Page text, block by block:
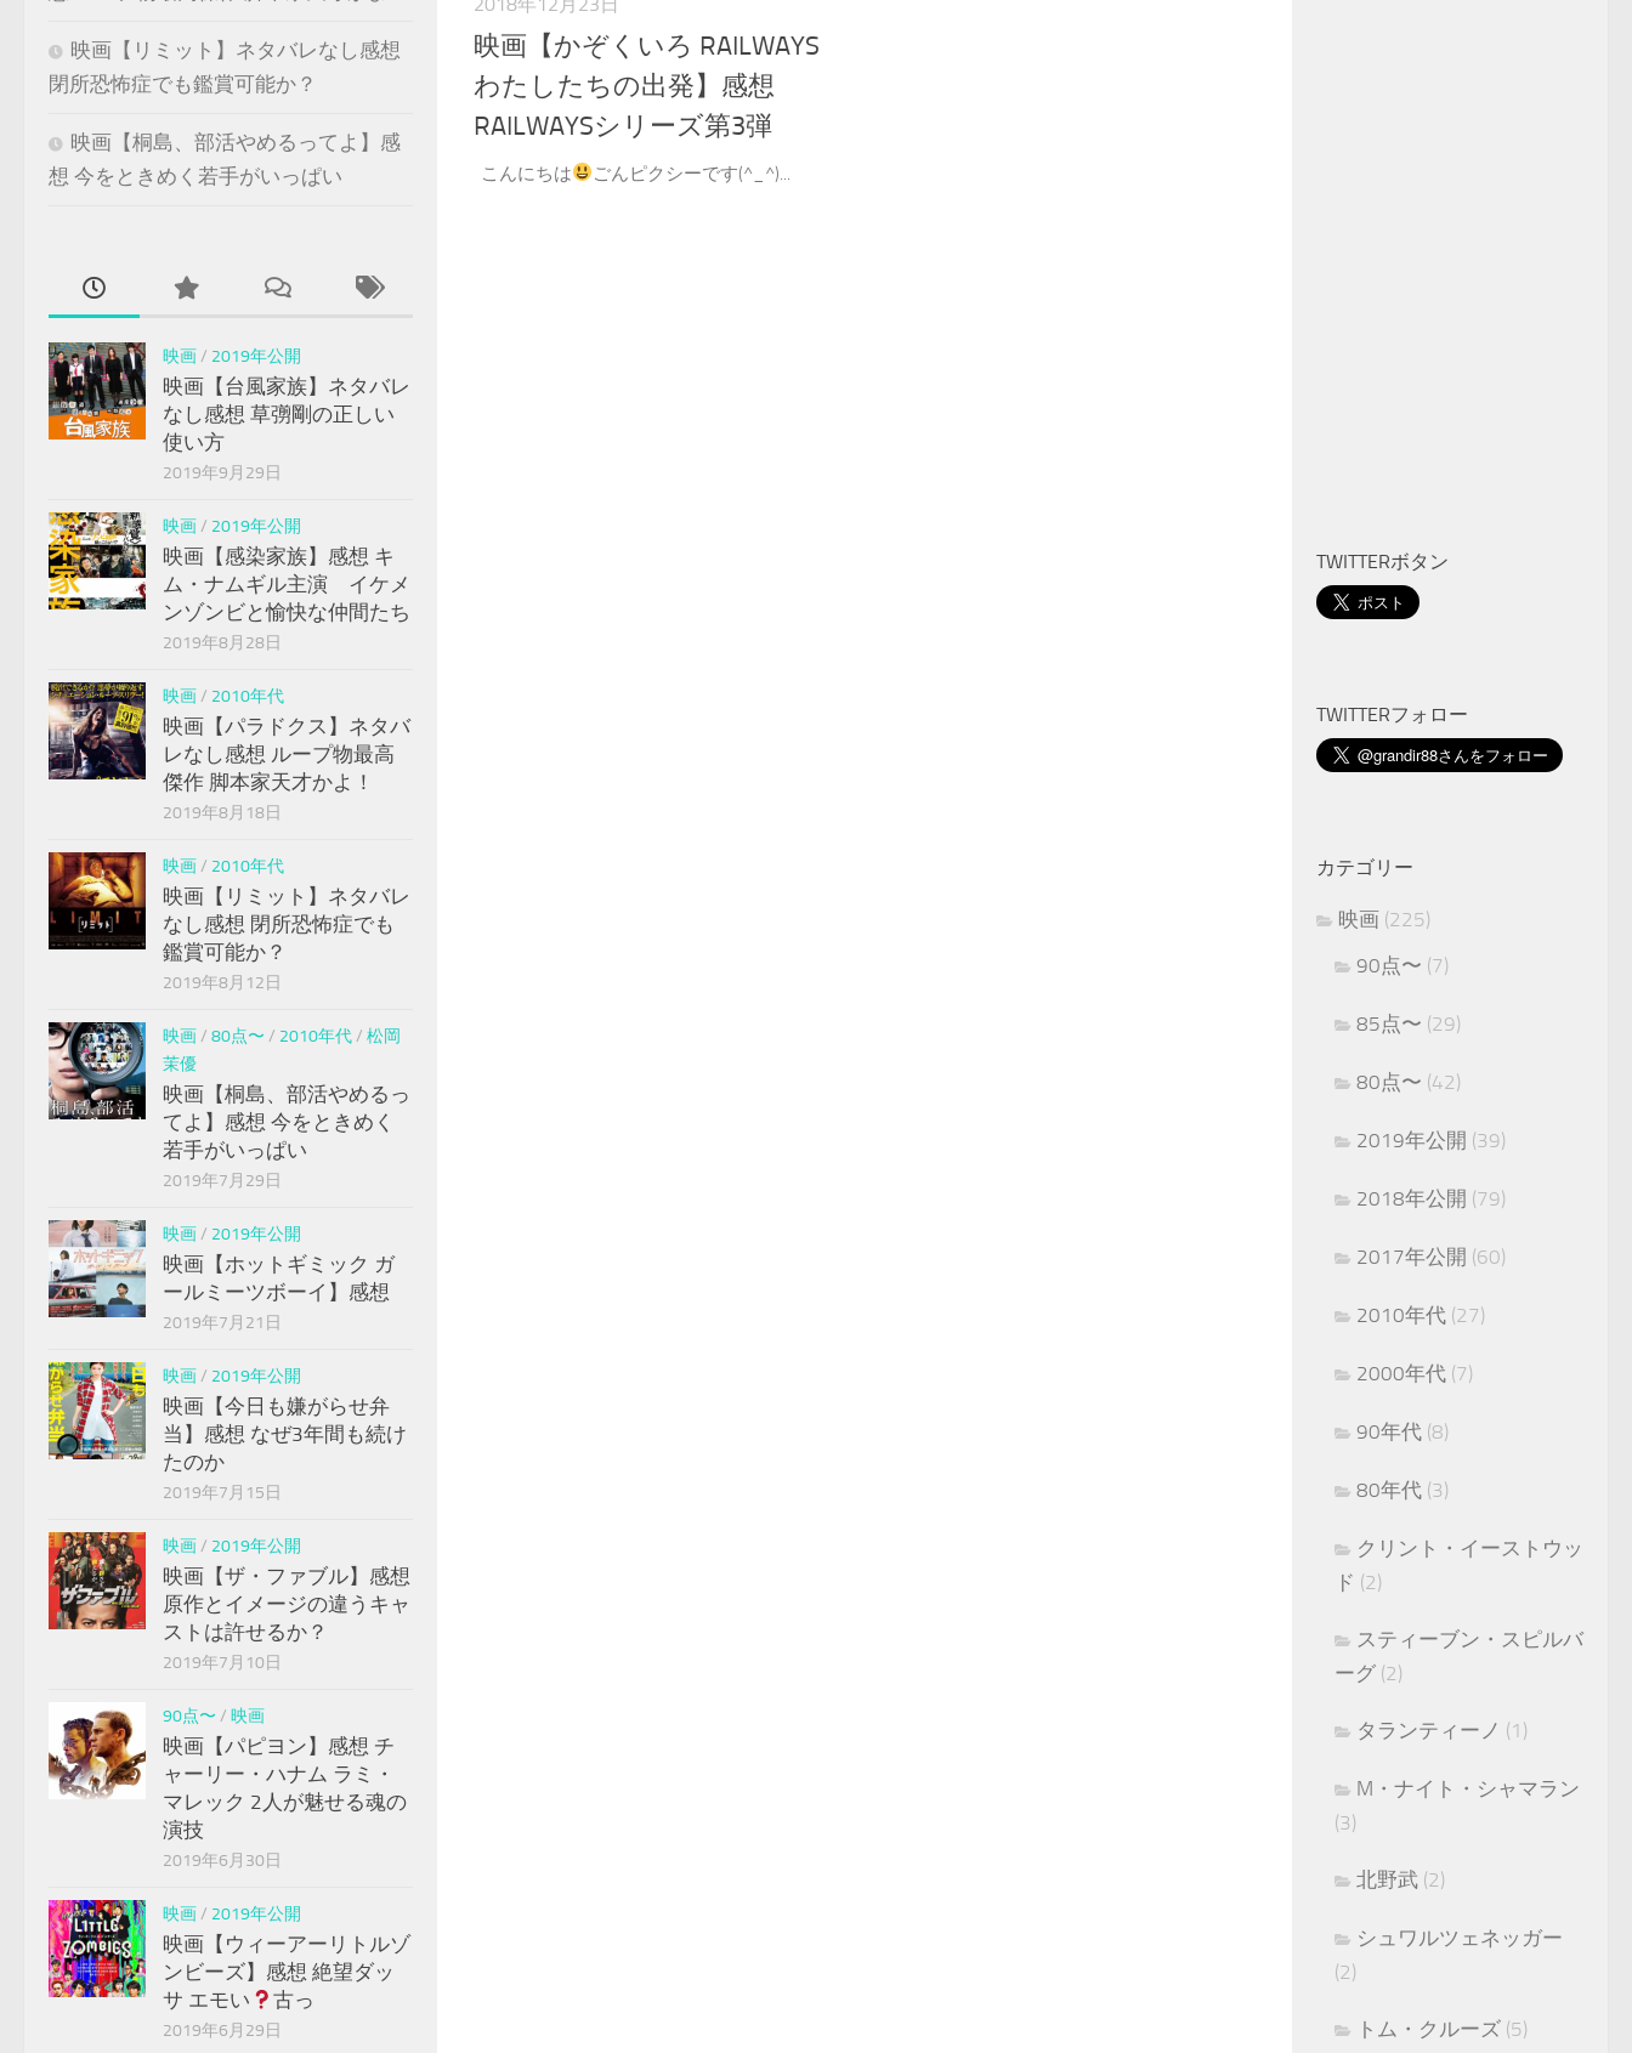
映画【かぞくいろ RAILWAYS
わたしたちの出発】感想
RAILWAYSシリーズ第3弾
こんにちは ごんピクシーです(^_^)...
映画【リミット】ネタバレなし感想
閉所恐怖症でも鑑賞可能か？
映画【桐島、部活やめるってよ】感
想 今をときめく若手がいっぱい
映画/ 2019年公開
映画【台風家族】ネタバレ
なし感想 草彅剛の正しい
使い方
2019年9月29日
映画/ 2019年公開
映画【感染家族】感想 キ
ム・ナムギル主演 イケメ
ンゾンビと愉快な仲間たち
2019年8月28日
映画/ 2010年代
映画【パラドクス】ネタバ
レなし感想 ループ物最高
傑作 脚本家天才かよ！
2019年8月18日
映画/ 2010年代
映画【リミット】ネタバレ
なし感想 閉所恐怖症でも
鑑賞可能か？
2019年8月12日
映画/ 80点〜 / 2010年代/ 松岡
茉優
映画【桐島、部活やめるっ
てよ】感想 今をときめく
若手がいっぱい
2019年7月29日
映画/ 2019年公開
映画【ホットギミック ガ
ールミーツボーイ】感想
2019年7月21日
映画/ 2019年公開
映画【今日も嫌がらせ弁
当】感想 なぜ3年間も続け
たのか
2019年7月15日
映画/ 2019年公開
映画【ザ・ファブル】感想
原作とイメージの違うキャ
ストは許せるか？
2019年7月10日
90点〜 / 映画
映画【パピヨン】感想 チ
ャーリー・ハナム ラミ・
マレック 2人が魅せる魂の
演技
2019年6月30日
映画/ 2019年公開
映画【ウィーアーリトルゾ
ンビーズ】感想 絶望ダッ
サ エモい
古っ
2019年6月29日
TWITTERボタン
TWITTERフォロー
カテゴリー
映画 (225)
90点〜 (7)
85点〜 (29)
80点〜 (42)
2019年公開 (39)
2018年公開 (79)
2017年公開 (60)
2010年代 (27)
2000年代 (7)
90年代 (8)
80年代 (3)
クリント・イーストウッ
ド (2)
スティーブン・スピルバ
ーグ (2)
タランティーノ (1)
M・ナイト・シャマラン
(3)
北野武 (2)
シュワルツェネッガー
(2)
トム・クルーズ (5)